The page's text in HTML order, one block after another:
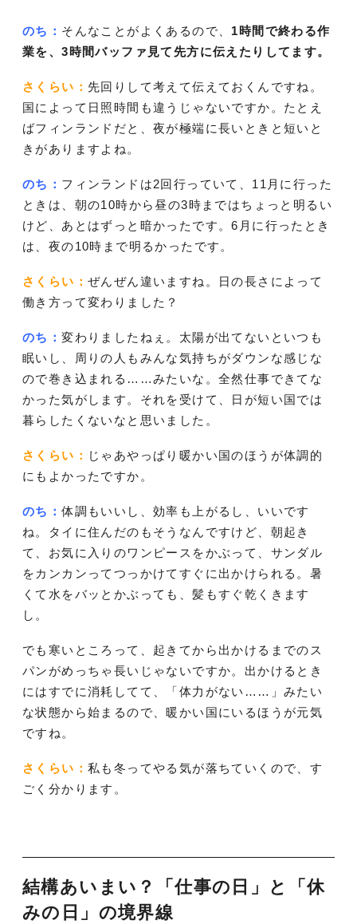
のち： そんなことがよくあるので、 1時間で終わる作
業を、3時間バッファ見て先方に伝えたりしてます。
さくらい： 先回りして考えて伝えておくんですね。
国によって日照時間も違うじゃないですか。たとえ
ばフィンランドだと、夜が極端に長いときと短いと
きがありますよね。
のち： フィンランドは2回行っていて、11月に行った
ときは、朝の10時から昼の3時まではちょっと明るい
けど、あとはずっと暗かったです。6月に行ったとき
は、夜の10時まで明るかったです。
さくらい： ぜんぜん違いますね。日の長さによって
働き方って変わりました？
のち：変わりましたねぇ。太陽が出てないといつも
眠いし、周りの人もみんな気持ちがダウンな感じな
ので巻き込まれる……みたいな。全然仕事できてな
かった気がします。それを受けて、日が短い国では
暮らしたくないなと思いました。
さくらい： じゃあやっぱり暖かい国のほうが体調的
にもよかったですか。
のち：体調もいいし、効率も上がるし、いいです
ね。タイに住んだのもそうなんですけど、朝起き
て、お気に入りのワンピースをかぶって、サンダル
をカンカンってつっかけてすぐに出かけられる。暑
くて水をバッとかぶっても、髪もすぐ乾くきます
し。
でも寒いところって、起きてから出かけるまでのス
パンがめっちゃ長いじゃないですか。出かけるとき
にはすでに消耗してて、「体力がない……」みたい
な状態から始まるので、暖かい国にいるほうが元気
ですね。
さくらい： 私も冬ってやる気が落ちていくので、す
ごく分かります。
結構あいまい？「仕事の日」と「休
みの日」の境界線